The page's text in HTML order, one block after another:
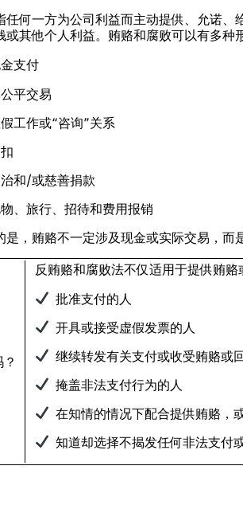
任何一方为公司利益而主动提供、允诺
或其他个人利益。贿赂和腐败可以有多种
支付
平交易
工作或“咨询”关系
和/或慈善捐款
、旅行、招待和费用报销
是，贿赂不一定涉及现金或实际交易，而
反贿赂和腐败法不仅适用于提供贿
批准支付的人
开具或接受虚假发票的人
继续转发有关支付或收受贿赂或
掩盖非法支付行为的人
在知情的情况下配合提供贿赂，
知道却选择不揭发任何非法支付或